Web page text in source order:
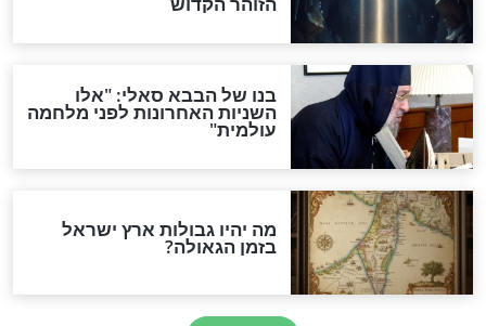
האמונה"
האם לאחר בוא המשיח יהיה
אפשר לחזור בתשובה?
לכל המאמרים